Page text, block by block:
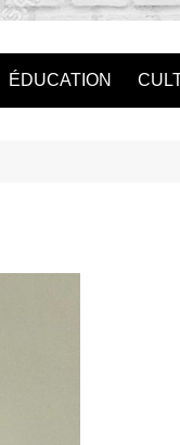
ÉDUCATION